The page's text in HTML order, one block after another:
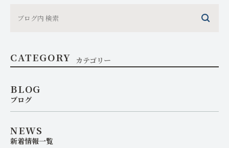
CATEGORY カテゴリー
BLOG
ブログ
NEWS
新着情報一覧